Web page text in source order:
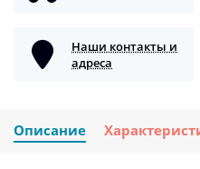
Наши контакты и
адреса
Описание